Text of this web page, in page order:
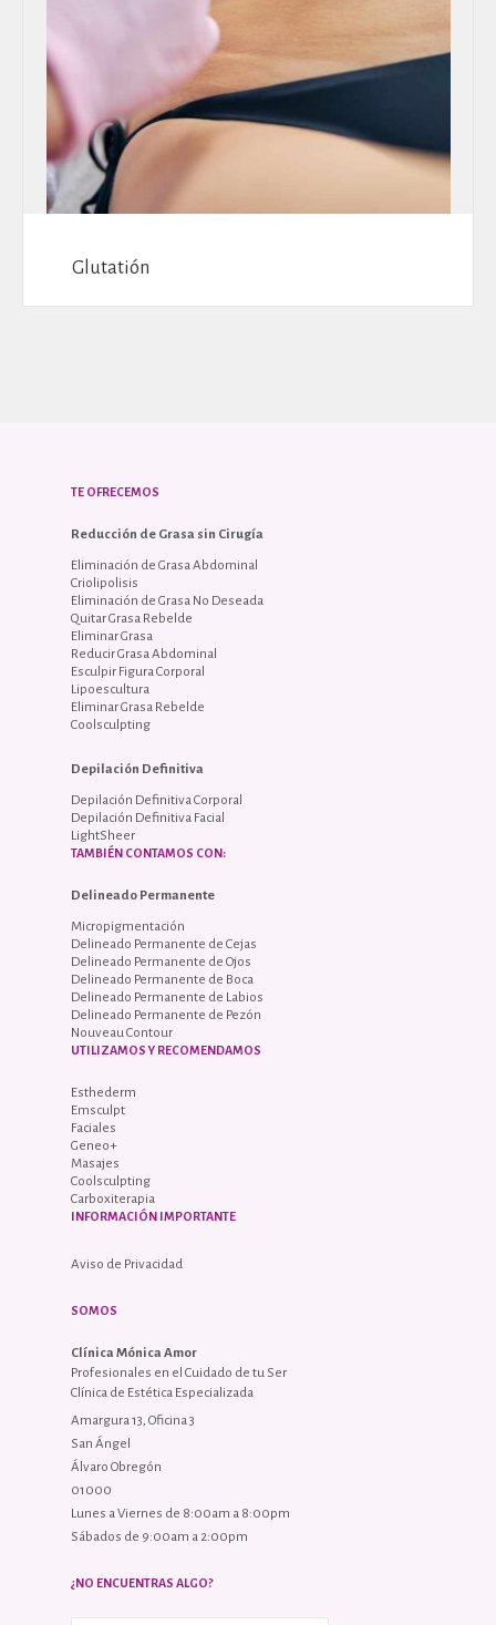
Glutatión
TE OFRECEMOS
Reducción de Grasa sin Cirugía
Eliminación de Grasa Abdominal
Criolipolisis
Eliminación de Grasa No Deseada
Quitar Grasa Rebelde
Eliminar Grasa
Reducir Grasa Abdominal
Esculpir Figura Corporal
Lipoescultura
Eliminar Grasa Rebelde
Coolsculpting
Depilación Definitiva
Depilación Definitiva Corporal
Depilación Definitiva Facial
LightSheer
TAMBIÉN CONTAMOS CON:
Delineado Permanente
Micropigmentación
Delineado Permanente de Cejas
Delineado Permanente de Ojos
Delineado Permanente de Boca
Delineado Permanente de Labios
Delineado Permanente de Pezón
Nouveau Contour
UTILIZAMOS Y RECOMENDAMOS
Esthederm
Emsculpt
Faciales
Geneo+
Masajes
Coolsculpting
Carboxiterapia
INFORMACIÓN IMPORTANTE
Aviso de Privacidad
SOMOS
Clínica Mónica Amor
Profesionales en el Cuidado de tu Ser
Clínica de Estética Especializada
Amargura 13, Oficina 3
San Ángel
Álvaro Obregón
01000
Lunes a Viernes de 8:00am a 8:00pm
Sábados de 9:00am a 2:00pm
¿NO ENCUENTRAS ALGO?